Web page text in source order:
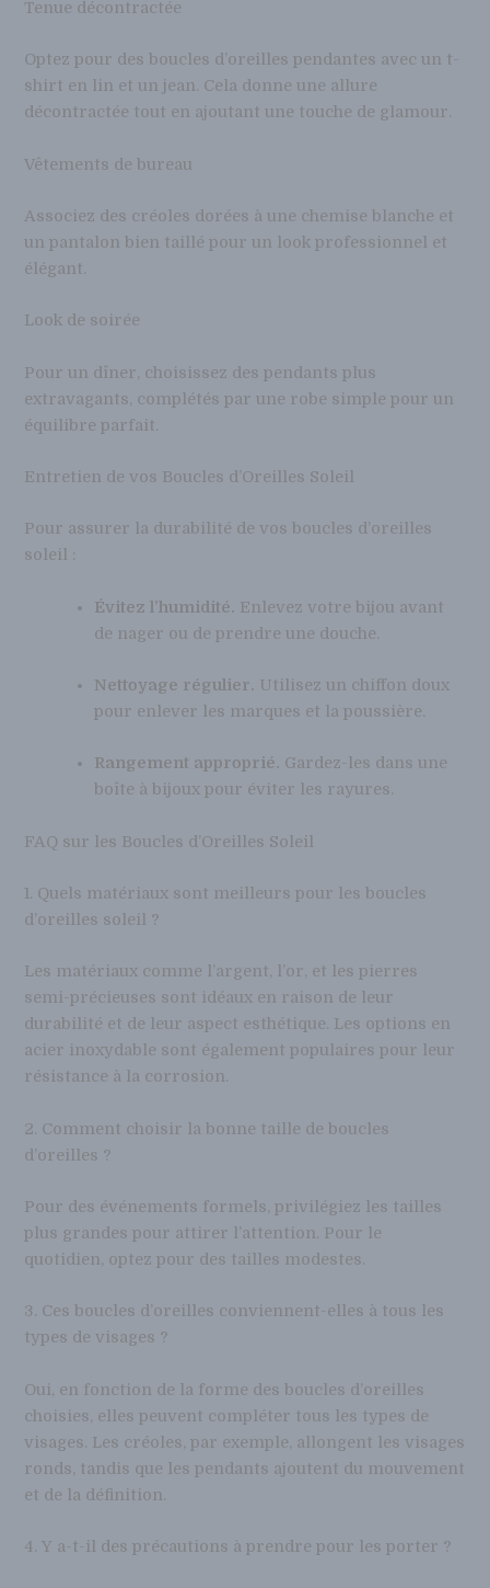
Tenue décontractée
Optez pour des boucles d’oreilles pendantes avec un t-
shirt en lin et un jean. Cela donne une allure
décontractée tout en ajoutant une touche de glamour.
Vêtements de bureau
Associez des créoles dorées à une chemise blanche et
un pantalon bien taillé pour un look professionnel et
élégant.
Look de soirée
Pour un dîner, choisissez des pendants plus
extravagants, complétés par une robe simple pour un
équilibre parfait.
Entretien de vos Boucles d’Oreilles Soleil
Pour assurer la durabilité de vos boucles d’oreilles
soleil :
Évitez l’humidité. Enlevez votre bijou avant
de nager ou de prendre une douche.
Nettoyage régulier. Utilisez un chiffon doux
pour enlever les marques et la poussière.
Rangement approprié. Gardez-les dans une
boîte à bijoux pour éviter les rayures.
FAQ sur les Boucles d’Oreilles Soleil
1. Quels matériaux sont meilleurs pour les boucles
d’oreilles soleil ?
Les matériaux comme l’argent, l’or, et les pierres
semi-précieuses sont idéaux en raison de leur
durabilité et de leur aspect esthétique. Les options en
acier inoxydable sont également populaires pour leur
résistance à la corrosion.
2. Comment choisir la bonne taille de boucles
d’oreilles ?
Pour des événements formels, privilégiez les tailles
plus grandes pour attirer l’attention. Pour le
quotidien, optez pour des tailles modestes.
3. Ces boucles d’oreilles conviennent-elles à tous les
types de visages ?
Oui, en fonction de la forme des boucles d’oreilles
choisies, elles peuvent compléter tous les types de
visages. Les créoles, par exemple, allongent les visages
ronds, tandis que les pendants ajoutent du mouvement
et de la définition.
4. Y a-t-il des précautions à prendre pour les porter ?